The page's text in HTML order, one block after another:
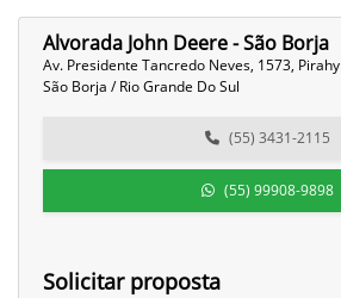
Alvorada John Deere - São Borja
Av. Presidente Tancredo Neves, 1573, Pirahy
São Borja / Rio Grande Do Sul
(55) 3431-2115
(55) 99908-9898
Solicitar proposta